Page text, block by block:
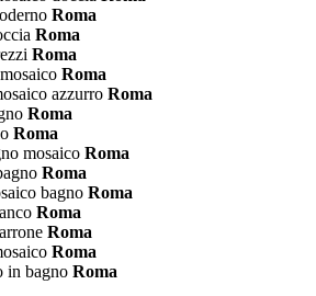
Roma
Roma
Roma
Roma
azzurro Roma
Roma
Roma
mosaico Roma
Roma
bagno Roma
Roma
Roma
Roma
in bagno Roma